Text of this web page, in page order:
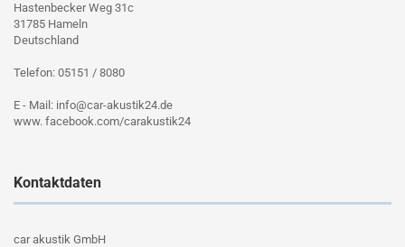
Hastenbecker Weg 31c
31785 Hameln
Deutschland
Telefon: 05151 / 8080
E - Mail: info@car-akustik24.de
www. facebook.com/carakustik24
Kontaktdaten
car akustik GmbH